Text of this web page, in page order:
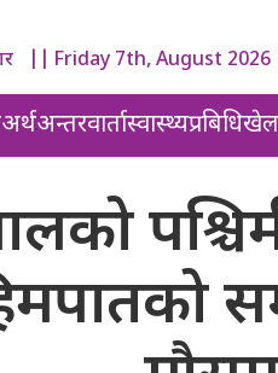
|| Friday 7th, August 2026
अर्थअन्तरवार्तास्वास्थ्यप्रबिधिखेल